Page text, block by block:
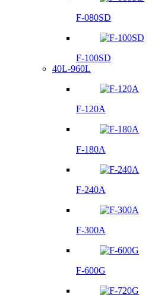
F-080SD
F-100SD
40L-960L
F-120A
F-180A
F-240A
F-300A
F-600G